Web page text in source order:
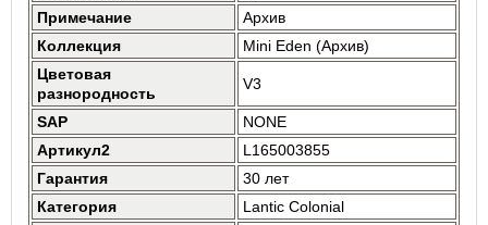
Примечание
Архив
Коллекция
Mini Eden (Архив)
Цветовая
разнородность
V3
SAP
NONE
Артикул2
L165003855
Гарантия
30 лет
Категория
Lantic Colonial